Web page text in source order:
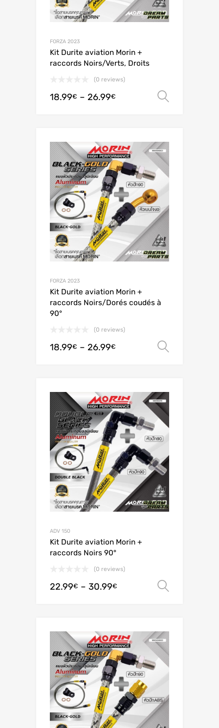
FORZA 2023
Kit Durite aviation Morin +
raccords Noirs/Verts, Droits
(0 reviews)
18.99€ – 26.99€
FORZA 2023
Kit Durite aviation Morin +
raccords Noirs/Dorés coudés à
90°
(0 reviews)
18.99€ – 26.99€
ADV 150
Kit Durite aviation Morin +
raccords Noirs 90°
(0 reviews)
22.99€ – 30.99€